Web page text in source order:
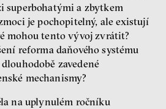
superbohatými a zbytkem
je pochopitelný, ale existují
mohou tento vývoj zvrátit?
reforma daňového systému
zavedené
mechanismy?
na uplynulém ročníku